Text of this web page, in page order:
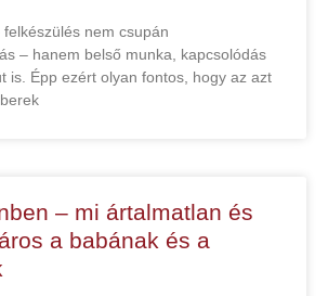
nem csupán
– hanem belső munka, kapcsolódás
is. Épp ezért olyan fontos, hogy az azt
– mi ártalmatlan és
a babának és a